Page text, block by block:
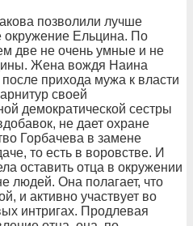
позволили лучше
окружение Ельцина. По
две не очень умные и не
Жена вождя Наина
прихода мужа к власти
своей
демократической сестры
не дает охране
Горбачева в замене
то есть в воровстве. И
оставить отца в окружении
людей. Она полагает, что
и активно участвует во
интригах. Продлевая